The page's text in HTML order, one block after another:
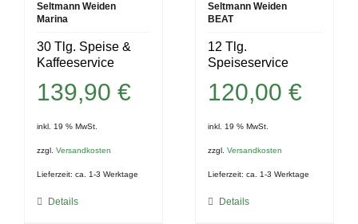
Seltmann Weiden
Marina
30 Tlg. Speise &
Kaffeeservice
139,90 €
inkl. 19 % MwSt.
zzgl. Versandkosten
Lieferzeit: ca. 1-3 Werktage
Details
Seltmann Weiden
BEAT
12 Tlg.
Speiseservice
120,00€
inkl. 19 % MwSt.
zzgl.Versandkosten
Lieferzeit:ca. 1-3 Werktage
Details